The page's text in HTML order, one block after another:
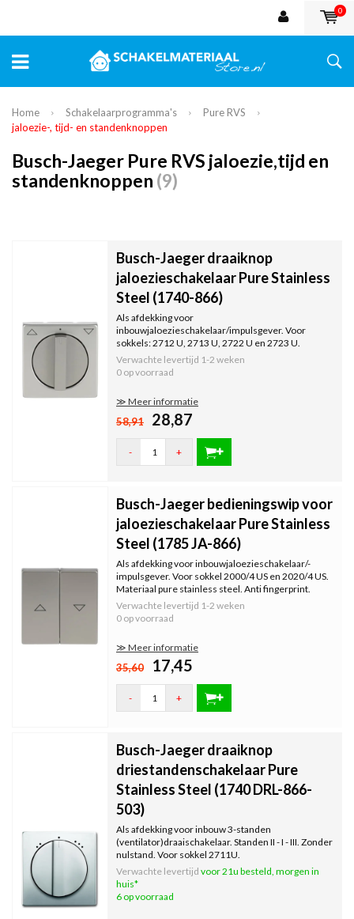
0
Home Schakelaarprogramma's
Pure RVS
jaloezie-, tijd- en standenknoppen
Busch-Jaeger Pure RVS jaloezie,tijd en
standenknoppen (9)
Busch-Jaeger draaiknop
jaloezieschakelaar Pure Stainless
Steel (1740-866)
Als afdekking voor
inbouwjaloezieschakelaar/impulsgever. Voor
sokkels: 2712 U, 2713 U, 2722 U en 2723 U.
Verwachte levertijd 1-2 weken
0 op voorraad
≫ Meer informatie
58,91 28,87
- +
Busch-Jaeger bedieningswip voor
jaloezieschakelaar Pure Stainless
Steel (1785 JA-866)
Als afdekking voor inbouwjaloezieschakelaar/-
impulsgever. Voor sokkel 2000/4 US en 2020/4 US.
Materiaal pure stainless steel. Anti fingerprint.
Verwachte levertijd 1-2 weken
0 op voorraad
≫ Meer informatie
35,60 17,45
- +
Busch-Jaeger draaiknop
driestandenschakelaar Pure
Stainless Steel (1740 DRL-866-
503)
Als afdekking voor inbouw 3-standen
(ventilator)draaischakelaar. Standen II - I - III. Zonder
nulstand. Voor sokkel 2711U.
Verwachte levertijd voor 21u besteld, morgen in
huis*
6 op voorraad